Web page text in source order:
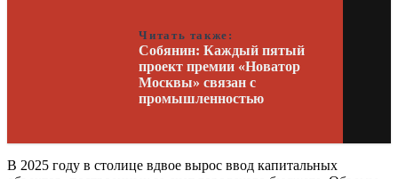
Читать также:
Собянин: Каждый пятый
проект премии «Новатор
Москвы» связан с
промышленностью
В 2025 году в столице вдвое вырос ввод капитальных